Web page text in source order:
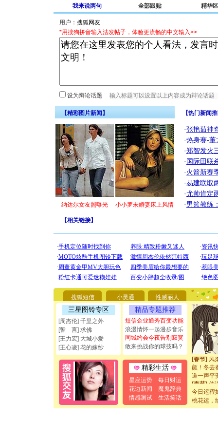
我来说两句 全部跟贴 精华区
用户：
*用搜狗拼音输入法发帖子，体验更流畅的中文输入>>
设为辩论话题
【精彩图片新闻】
纳达尔女友照曝光 小小罗未婚妻床上风情
【热门新闻
·张艳茹神
·热身赛-董
·郑智发火
·国际田联
·火箭新赛
·易建联取
·尤帅肯定
·男篮教练
【相关链接】
搜狐短信 小灵通 性感丽人
三星图铃专区
[周杰伦] 千里之外
[誓 言] 求佛
[王力宏] 大城小爱
[王心凌] 花的嫁纱
精品专题推荐
短信企业通秀百变功能
浪漫情怀一起漫步音乐
同城约会今夜告别寂寞
敢来挑战你的球技吗？
精彩生活
星座运势
每日财运
花边新闻
魔鬼辞典
情感测试
生活笑话
要平安！
能正大
都要快乐
[圣诞节]
如意,快
[元旦]看
断电。爱
你是我
[元旦]如
起；二是
离。水晶
[元旦]当
泣，这痛
卖了。水
[春节]风
颜！冬去
道一声平
[春节] 传
片叶子是
送你一棵
今日运程
桃花运，